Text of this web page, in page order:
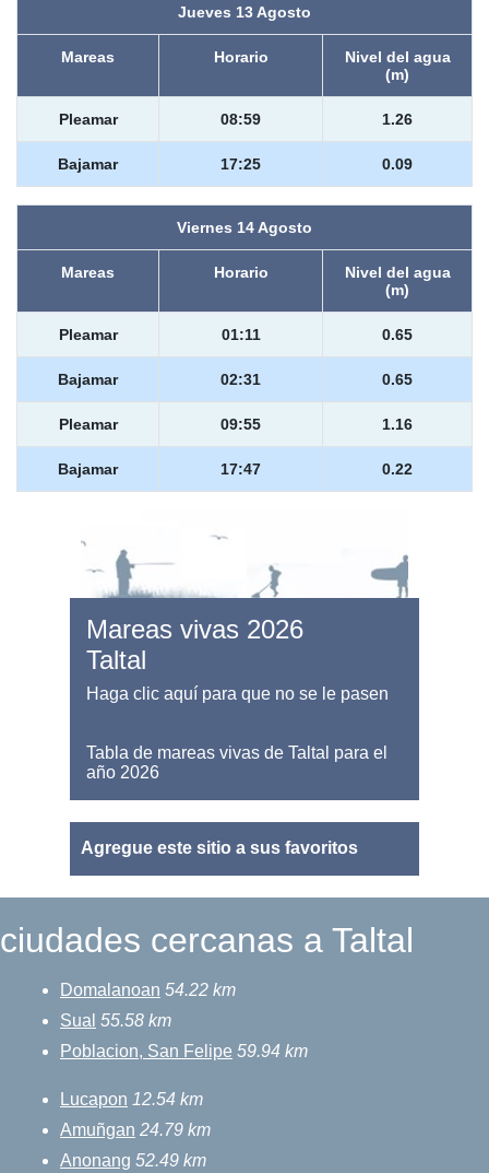
Jueves 13 Agosto
Mareas Horario
Nivel del agua
(m)
Pleamar 08:59 1.26
Bajamar 17:25 0.09
Viernes 14 Agosto
Mareas Horario
Nivel del agua
(m)
Pleamar 01:11 0.65
Bajamar 02:31 0.65
Pleamar 09:55 1.16
Bajamar 17:47 0.22
Mareas vivas 2026
Taltal
Haga clic aquí para que no se le pasen
Tabla de mareas vivas de Taltal para el
año 2026
Agregue este sitio a sus favoritos
ciudades cercanas a Taltal
Domalanoan 54.22 km
Sual 55.58 km
Poblacion, San Felipe 59.94 km
Lucapon 12.54 km
Amuñgan 24.79 km
Anonang 52.49 km